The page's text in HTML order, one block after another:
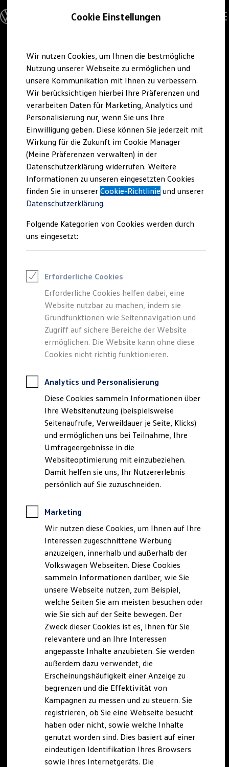
Hauptinhalt
springen
Footer
springen
Modelle und Konfigurator
Konfigurator
Modelle vergleichen
Elektroautos
ENERGY Sondermodelle
Nutzfahrzeuge
SUV und CUV
Familienautos
Kombis
Kompaktwagen
Sportwagen
Schnell verfügbare Fahrzeuge
Angebote und Produkte
Aktuelle Angebote
E-Auto-Förderung
Volkswagen Marktplatz
Die ENERGY Sondermodelle
Junge Gebrauchtwagen und Gebrauchtwagen
Volkswagen Zertifizierte Gebrauchtwagen
Elektromobilität bei Gebrauchtwagen
Saisonangebote
Reifenpakete
Leasing
Leasing-Angebote
Elektroauto Leasing
Kleinwagen-Leasing
Leasing ohne Anzahlung
Finanzierung
Autokredit mit Schlussrate
Versicherungen und Garantien
Kfz-Versicherung
Restschuldversicherungen
Garantien
Professional Class bei Volkswagen
Behörden
Direktkunden
Sonderfahrzeuge
Anpfiff zum Gewinn
Elektromobilität
Elektroautos
ID. Tutorials
Elektrofahrzeugkonzepte
ID. EVERY1
Reichweite
Rekuperation
Laden unterwegs
Laden Zuhause
Ladestationen finden
Ladezeitensimulator
Batterie
Sicherheit
Nachhaltigkeit
Technologie
Kosten und Kauf
Kaufoptionen
E-Auto-Förderung
Software und Konnektivität
Die ID. Software 6
ID. Software Versionen und Updates
Digitale Extras
Schnittstellen zu Ihrem ID.
Hybridautos
Marke und Erlebnis
Volkswagen R und R Experience
R-Modelle
R Experience
Driving Experience
Volkswagen entdecken
Werkbesichtigung
Cookie Einstellungen
Wir nutzen Cookies, um Ihnen die bestmögliche
Nutzung unserer Webseite zu ermöglichen und
unsere Kommunikation mit Ihnen zu verbessern.
Wir berücksichtigen hierbei Ihre Präferenzen und
verarbeiten Daten für Marketing, Analytics und
Personalisierung nur, wenn Sie uns Ihre
Einwilligung geben. Diese können Sie jederzeit mit
Wirkung für die Zukunft im Cookie Manager
(Meine Präferenzen verwalten) in der
Datenschutzerklärung widerrufen. Weitere
Informationen zu unseren eingesetzten Cookies
finden Sie in unsererCookie-Richtlinie und unserer
Datenschutzerklärung.
Folgende Kategorien von Cookies werden durch
uns eingesetzt:
Erforderliche Cookies
Erforderliche Cookies helfen dabei, eine
Website nutzbar zu machen, indem sie
Grundfunktionen wie Seitennavigation und
Zugriff auf sichere Bereiche der Website
ermöglichen. Die Website kann ohne diese
Cookies nicht richtig funktionieren.
Analytics und Personalisierung
Diese Cookies sammeln Informationen über
Ihre Websitenutzung (beispielsweise
Seitenaufrufe, Verweildauer je Seite, Klicks)
und ermöglichen uns bei Teilnahme, Ihre
Umfrageergebnisse in die
Websiteoptimierung mit einzubeziehen.
Damit helfen sie uns, Ihr Nutzererlebnis
persönlich auf Sie zuzuschneiden.
Marketing
Wir nutzen diese Cookies, um Ihnen auf Ihre
Interessen zugeschnittene Werbung
anzuzeigen, innerhalb und außerhalb der
Volkswagen Webseiten. Diese Cookies
sammeln Informationen darüber, wie Sie
unsere Webseite nutzen, zum Beispiel,
welche Seiten Sie am meisten besuchen oder
wie Sie sich auf der Seite bewegen. Der
Zweck dieser Cookies ist es, Ihnen für Sie
relevantere und an Ihre Interessen
angepasste Inhalte anzubieten. Sie werden
außerdem dazu verwendet, die
Erscheinungshäufigkeit einer Anzeige zu
begrenzen und die Effektivität von
Kampagnen zu messen und zu steuern. Sie
registrieren, ob Sie eine Webseite besucht
haben oder nicht, sowie welche Inhalte
genutzt worden sind. Dies basiert auf einer
eindeutigen Identifikation Ihres Browsers
sowie Ihres Internetgeräts. Die